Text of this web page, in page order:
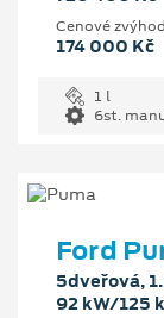
Cenové
174 000 Kč
1 l
6st.
Ford
5dveřová,
92 kW/125